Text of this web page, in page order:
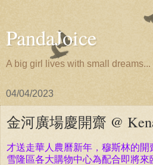
PandaJoice
A big girl lives with small dreams...
04/04/2023
金河廣場慶開齋 @
才送走華人農曆新年，穆斯林的開
雪隆區各大購物中心為配合即將來